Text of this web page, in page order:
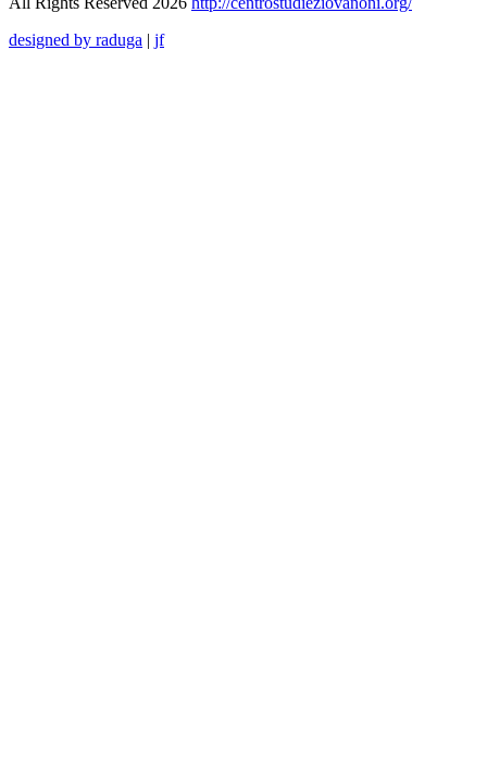
designed by raduga | jf